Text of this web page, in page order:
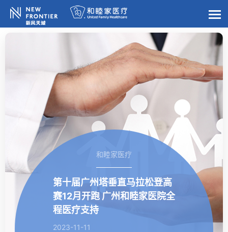
和睦家医疗
第十届广州塔垂直马拉松登高
赛12月开跑 广州和睦家医院全
程医疗支持
2023-11-11